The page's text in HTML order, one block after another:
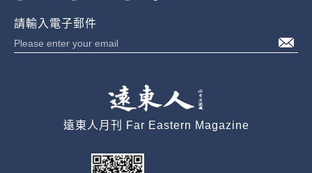
請輸入電子郵件
遠東人月刊 Far Eastern Magazine